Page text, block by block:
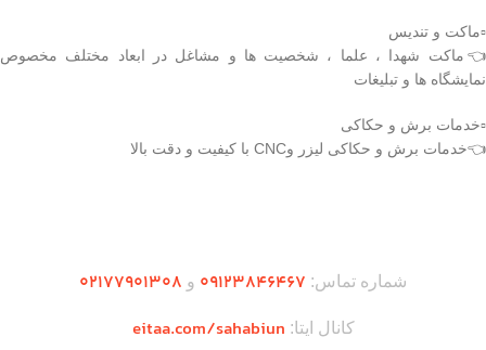
▫️ماکت و تندیس
👈ماکت شهدا ، علما ، شخصیت ها و مشاغل در ابعاد مختلف مخصوص
نمایشگاه ها و تبلیغات
▫️خدمات برش و حکاکی
👈خدمات برش و حکاکی لیزر وCNC با کیفیت و دقت بالا
شماره تماس: ۰۹۱۲۳846467 و ۰2۱77901308
کانال ایتا: eitaa.com/sahabiun